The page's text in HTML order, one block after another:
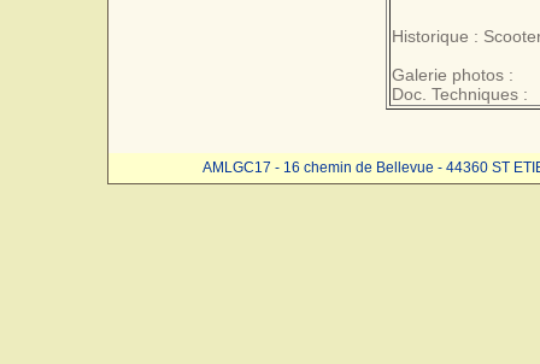
Historique :
Galerie photos :
Doc. Techniques :
AMLGC17 - 16 chemin de Bellevue - 44360 ST